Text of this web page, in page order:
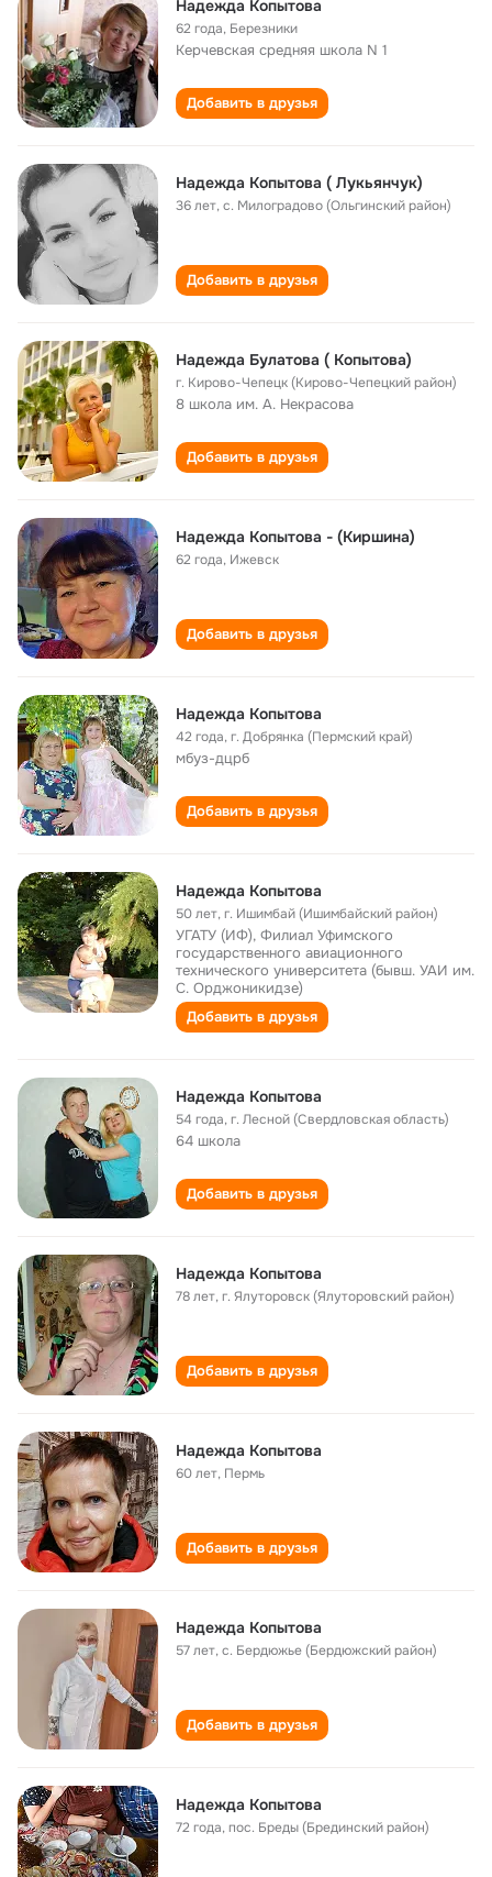
Надежда Копытова
62 года, Березники
Керчевская cредняя школа N 1
Добавить в друзья
Надежда Копытова ( Лукьянчук)
36 лет,с. Милоградово (Ольгинский район)
Добавить в друзья
Надежда Булатова ( Копытова)
г. Кирово-Чепецк (Кирово-Чепецкий район)
8 школа им. А. Некрасова
Добавить в друзья
Надежда Копытова - (Киршина)
62 года, Ижевск
Добавить в друзья
Надежда Копытова
42 года,г. Добрянка (Пермский край)
мбуз-дцрб
Добавить в друзья
Надежда Копытова
50 лет,г. Ишимбай (Ишимбайский район)
УГАТУ (ИФ), Филиал Уфимского
государственного авиационного
технического университета (бывш. УАИ им.
С. Орджоникидзе)
Добавить в друзья
Надежда Копытова
54 года,г. Лесной (Свердловская область)
64 школа
Добавить в друзья
Надежда Копытова
78 лет,г. Ялуторовск (Ялуторовский район)
Добавить в друзья
Надежда Копытова
60 лет, Пермь
Добавить в друзья
Надежда Копытова
57 лет,с. Бердюжье (Бердюжский район)
Добавить в друзья
Надежда Копытова
72 года,пос. Бреды (Брединский район)